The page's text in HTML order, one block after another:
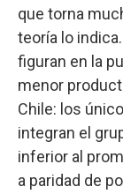
que torna
teoría lo
figuran en la
menor
Chile: los
integran el
inferior al
a paridad de